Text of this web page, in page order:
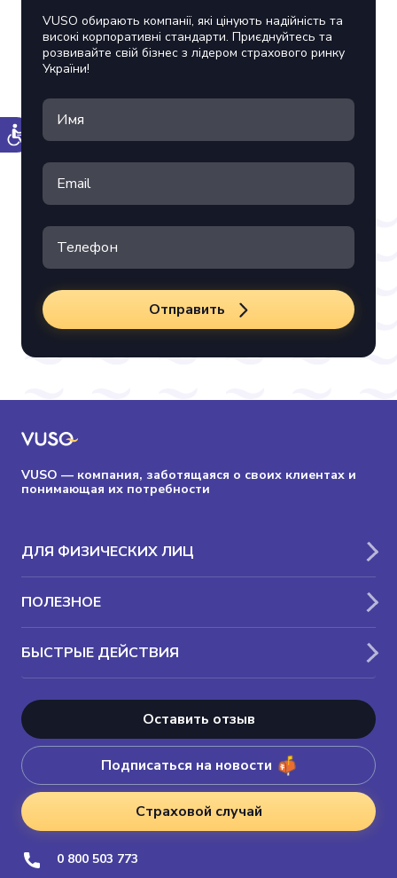
VUSO обирають компанії, які цінують надійність та
високі корпоративні стандарти. Приєднуйтесь та
розвивайте свій бізнес з лідером страхового ринку
України!
Отправить
VUSO — компания, заботящаяся о своих клиентах и
понимающая их потребности
ДЛЯ ФИЗИЧЕСКИХ ЛИЦ
ПОЛЕЗНОЕ
БЫСТРЫЕ ДЕЙСТВИЯ
Оставить отзыв
Подписаться на новости
Страховой случай
0 800 503 773